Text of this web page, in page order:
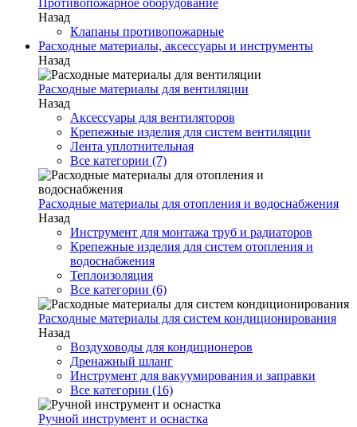
Противопожарное оборудование
Назад
Клапаны противопожарные
Расходные материалы, аксессуары и инструменты
Назад
Расходные материалы для вентиляции
Назад
Аксессуары для вентиляторов
Крепежные изделия для систем вентиляции
Лента уплотнительная
Все категории (7)
Расходные материалы для отопления и водоснабжения
Назад
Инструмент для монтажа труб и радиаторов
Крепежные изделия для систем отопления и
водоснабжения
Теплоизоляция
Все категории (6)
Расходные материалы для систем кондиционирования
Назад
Воздуховоды для кондиционеров
Дренажный шланг
Инструмент для вакуумирования и заправки
Все категории (16)
Ручной инструмент и оснастка